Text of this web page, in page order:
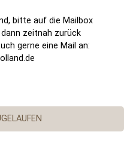
bitte auf die Mailbox
zeitnah zurück
gerne eine Mail an: